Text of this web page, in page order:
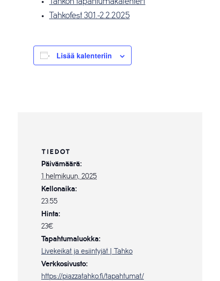
Tahkofest 30.1.-2.2.2025
Lisää kalenteriin
TIEDOT
Päivämäärä:
1 helmikuun, 2025
Kellonaika:
23:55
Hinta:
23€
Tapahtumaluokka:
Livekeikat ja esiintyjät | Tahko
Verkkosivusto:
https://piazzatahko.fi/tapahtumat/